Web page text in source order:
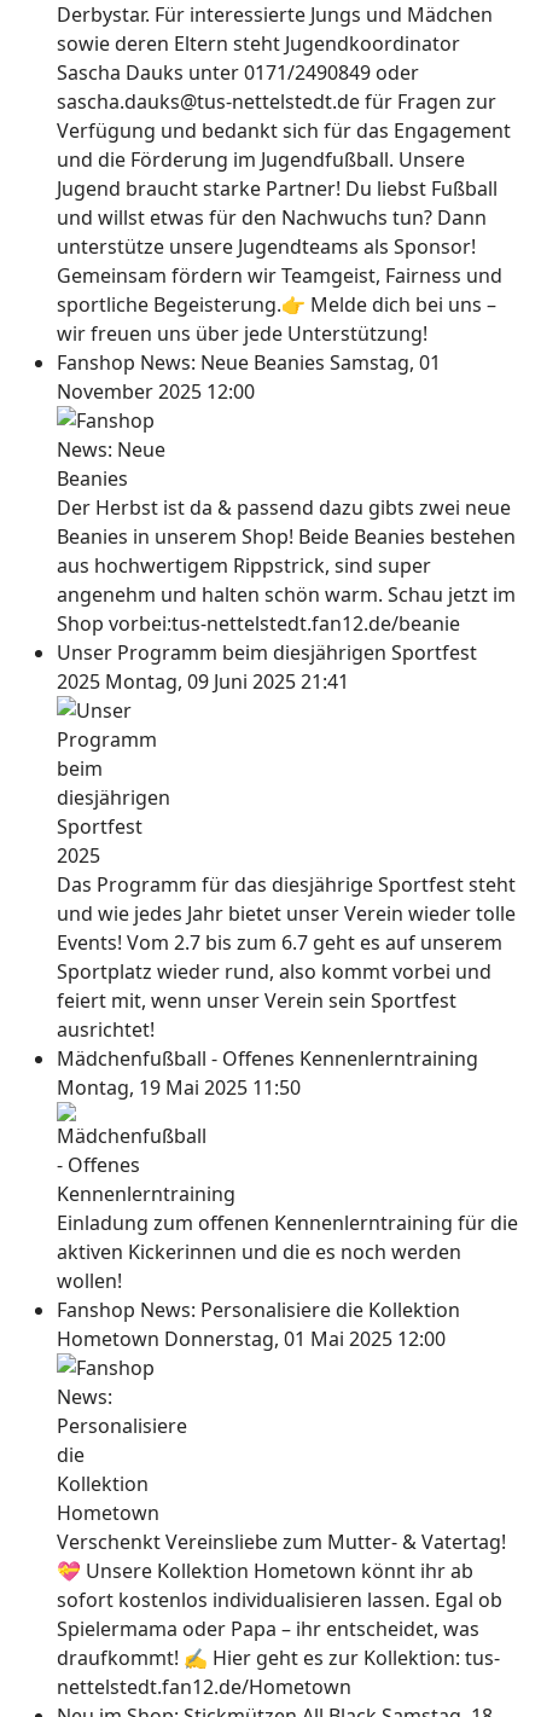
Derbystar. Für interessierte Jungs und Mädchen
sowie deren Eltern steht Jugendkoordinator
Sascha Dauks unter 0171/2490849 oder
sascha.dauks@tus-nettelstedt.de für Fragen zur
Verfügung und bedankt sich für das Engagement
und die Förderung im Jugendfußball. Unsere
Jugend braucht starke Partner! Du liebst Fußball
und willst etwas für den Nachwuchs tun? Dann
unterstütze unsere Jugendteams als Sponsor!
Gemeinsam fördern wir Teamgeist, Fairness und
sportliche Begeisterung.👉 Melde dich bei uns –
wir freuen uns über jede Unterstützung!
Fanshop News: Neue Beanies Samstag, 01
November 2025 12:00
Der Herbst ist da & passend dazu gibts zwei neue
Beanies in unserem Shop! Beide Beanies bestehen
aus hochwertigem Rippstrick, sind super
angenehm und halten schön warm. Schau jetzt im
Shop vorbei:tus-nettelstedt.fan12.de/beanie
Unser Programm beim diesjährigen Sportfest
2025 Montag, 09 Juni 2025 21:41
Das Programm für das diesjährige Sportfest steht
und wie jedes Jahr bietet unser Verein wieder tolle
Events! Vom 2.7 bis zum 6.7 geht es auf unserem
Sportplatz wieder rund, also kommt vorbei und
feiert mit, wenn unser Verein sein Sportfest
ausrichtet!
Mädchenfußball - Offenes Kennenlerntraining
Montag, 19 Mai 2025 11:50
Einladung zum offenen Kennenlerntraining für die
aktiven Kickerinnen und die es noch werden
wollen!
Fanshop News: Personalisiere die Kollektion
Hometown Donnerstag, 01 Mai 2025 12:00
Verschenkt Vereinsliebe zum Mutter- & Vatertag!
💝 Unsere Kollektion Hometown könnt ihr ab
sofort kostenlos individualisieren lassen. Egal ob
Spielermama oder Papa – ihr entscheidet, was
draufkommt! ✍ Hier geht es zur Kollektion: tus-
nettelstedt.fan12.de/Hometown